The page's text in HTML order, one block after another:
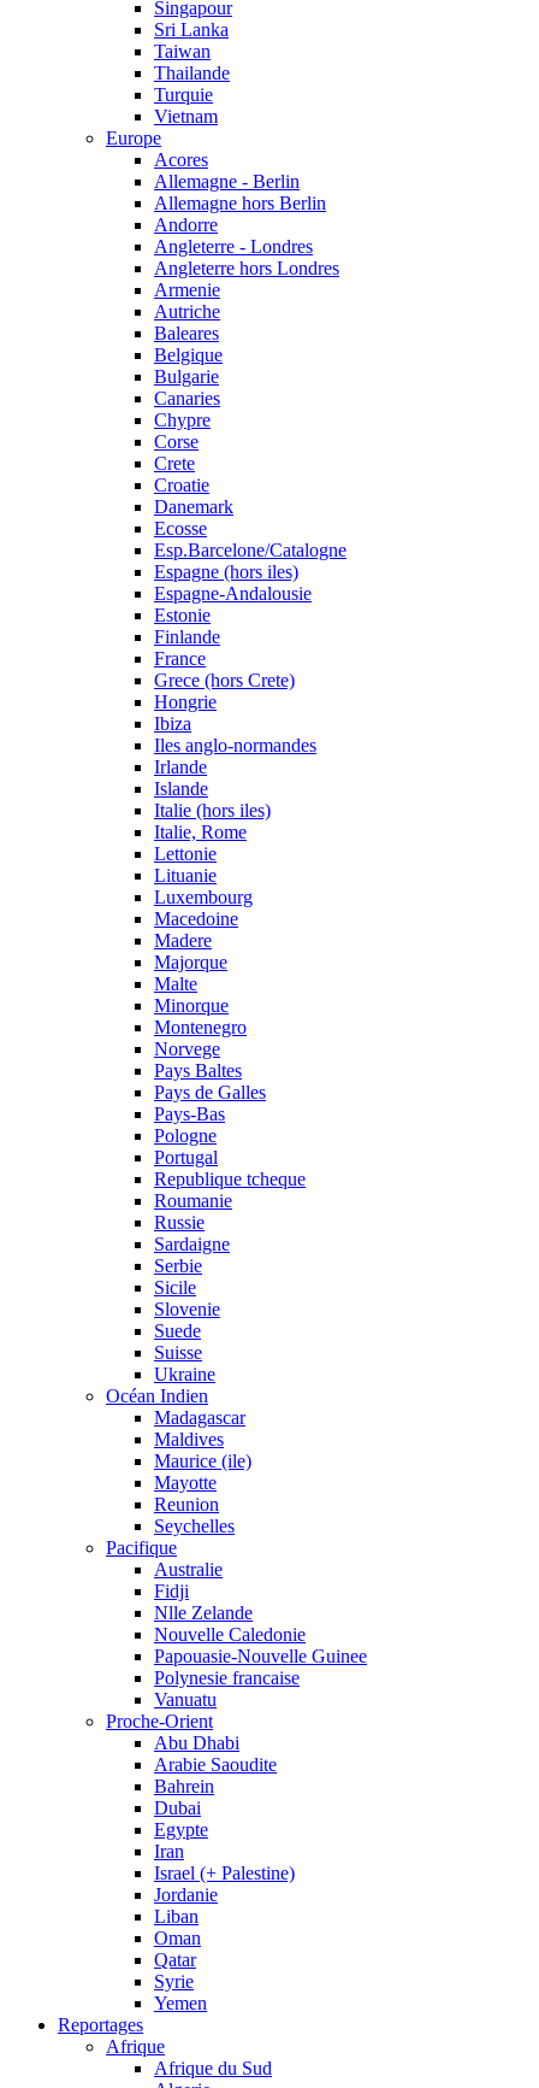
Singapour
Sri Lanka
Taiwan
Thailande
Turquie
Vietnam
Europe
Acores
Allemagne - Berlin
Allemagne hors Berlin
Andorre
Angleterre - Londres
Angleterre hors Londres
Armenie
Autriche
Baleares
Belgique
Bulgarie
Canaries
Chypre
Corse
Crete
Croatie
Danemark
Ecosse
Esp.Barcelone/Catalogne
Espagne (hors iles)
Espagne-Andalousie
Estonie
Finlande
France
Grece (hors Crete)
Hongrie
Ibiza
Iles anglo-normandes
Irlande
Islande
Italie (hors iles)
Italie, Rome
Lettonie
Lituanie
Luxembourg
Macedoine
Madere
Majorque
Malte
Minorque
Montenegro
Norvege
Pays Baltes
Pays de Galles
Pays-Bas
Pologne
Portugal
Republique tcheque
Roumanie
Russie
Sardaigne
Serbie
Sicile
Slovenie
Suede
Suisse
Ukraine
Océan Indien
Madagascar
Maldives
Maurice (ile)
Mayotte
Reunion
Seychelles
Pacifique
Australie
Fidji
Nlle Zelande
Nouvelle Caledonie
Papouasie-Nouvelle Guinee
Polynesie francaise
Vanuatu
Proche-Orient
Abu Dhabi
Arabie Saoudite
Bahrein
Dubai
Egypte
Iran
Israel (+ Palestine)
Jordanie
Liban
Oman
Qatar
Syrie
Yemen
Reportages
Afrique
Afrique du Sud